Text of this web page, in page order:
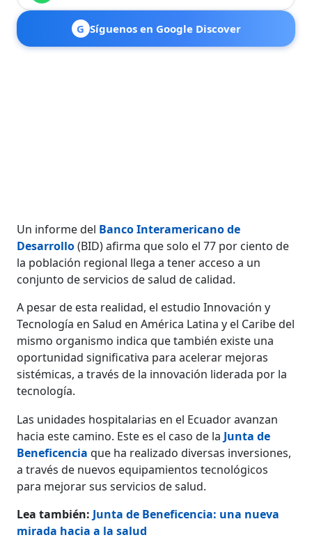
G Síguenos en Google Discover
Un informe del Banco Interamericano de
Desarrollo(BID) afirma que solo el 77 por ciento de
la población regional llega a tener acceso a un
conjunto de servicios de salud de calidad.
A pesar de esta realidad, el estudio Innovación y
Tecnología en Salud en América Latina y el Caribe del
mismo organismo indica que también existe una
oportunidad significativa para acelerar mejoras
sistémicas, a través de la innovación liderada por la
tecnología.
Las unidades hospitalarias en el Ecuador avanzan
hacia este camino. Este es el caso de la Junta de
Beneficenciaque ha realizado diversas inversiones,
a través de nuevos equipamientos tecnológicos
para mejorar sus servicios de salud.
Lea también: Junta de Beneficencia: una nueva
mirada hacia a la salud